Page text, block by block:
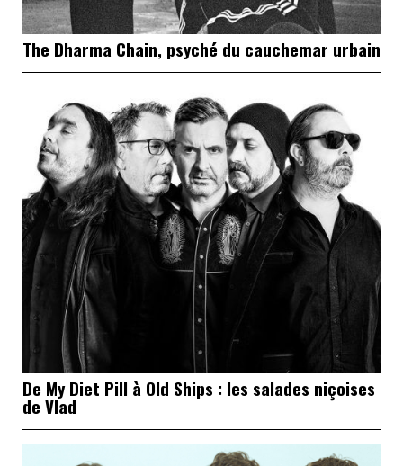
The Dharma Chain, psyché du cauchemar urbain
De My Diet Pill à Old Ships : les salades niçoises
de Vlad